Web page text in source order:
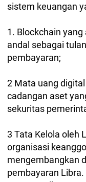
sistem keuangan
1. Blockchain
andal sebagai
pembayaran;
2 Mata uang
cadangan aset
sekuritas
3 Tata Kelola oleh
organisasi
mengembangkan
pembayaran